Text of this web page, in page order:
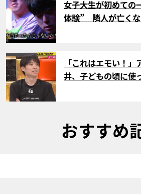
女子大生が初めての
体験” 隣人が亡く
サムネイル
「これはエモい！
井、子どもの頃に使
おすすめ